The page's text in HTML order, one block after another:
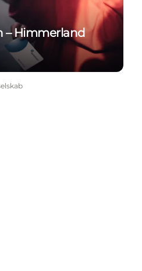
– Himmerland